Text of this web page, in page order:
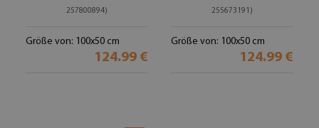
257800894)
Größe von: 100x50 cm
124.99 €
255673191)
Größe von: 100x50 cm
124.99 €